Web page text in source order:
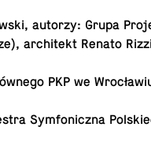
autorzy: Grupa
ar­chi­tekt Renato
PKP we
Sym­fo­nicz­na